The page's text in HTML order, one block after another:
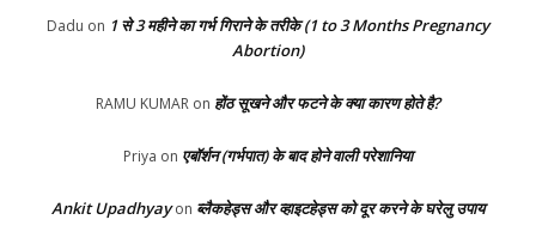
Dadu on 1 से 3 महीने का गर्भ गिराने के तरीके (1 to 3 Months Pregnancy
Abortion)
RAMU KUMAR on होंठ सूखने और फटने के क्या कारण होते है?
Priya on एबॉर्शन (गर्भपात) के बाद होने वाली परेशानिया
Ankit Upadhyayon ब्लैकहेड्स और व्हाइटहेड्स को दूर करने के घरेलु उपाय